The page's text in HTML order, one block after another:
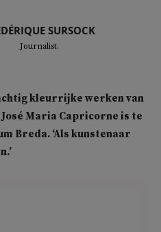
SURSOCK
Journalist.
kleurrijke werken van
Maria Capricorne is te
Breda. ‘Als kunstenaar